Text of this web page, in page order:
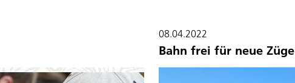
08.04.2022
Bahn frei für neue Züge